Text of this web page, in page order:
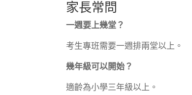
家長常問
一週要上幾堂？
考生專班需要一週排兩堂以上。
幾年級可以開始？
適齡為小學三年級以上。